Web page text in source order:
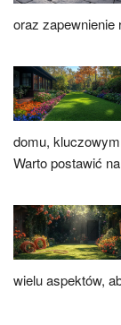
oraz
domu,
Warto postawić
wielu aspektów,